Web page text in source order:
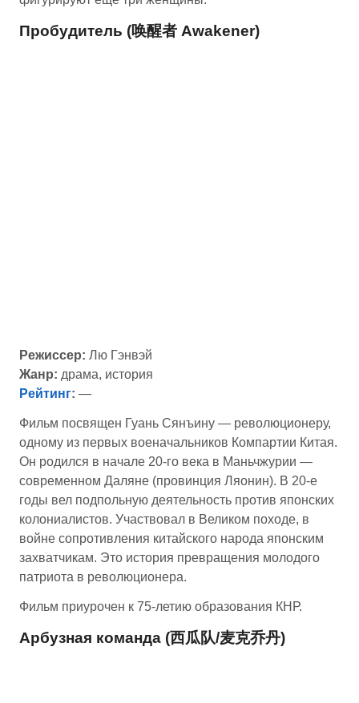
Пробудитель (唤醒者 Awakener)
Режиссер: Лю Гэнвэй
Жанр: драма, история
Рейтинг: —
Фильм посвящен Гуань Сянъину — революционеру,
одному из первых военачальников Компартии Китая.
Он родился в начале 20-го века в Маньчжурии —
современном Даляне (провинция Ляонин). В 20-е
годы вел подпольную деятельность против японских
колониалистов. Участвовал в Великом походе, в
войне сопротивления китайского народа японским
захватчикам. Это история превращения молодого
патриота в революционера.
Фильм приурочен к 75-летию образования КНР.
Арбузная команда (西瓜队/麦克乔丹)